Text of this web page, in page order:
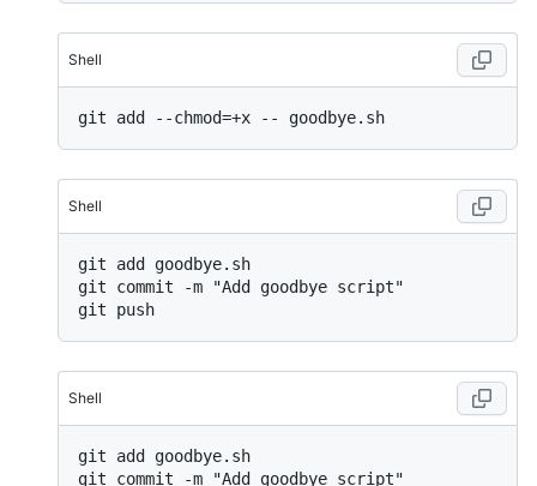
Shell
Shell
git add goodbye.sh
git commit -m "Add goodbye script"
Shell
git add goodbye.sh
git commit -m "Add goodbye script"